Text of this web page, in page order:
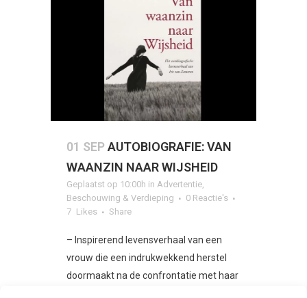
01 SEP AUTOBIOGRAFIE: VAN
WAANZIN NAAR WIJSHEID
Geplaatst op 10:00h in Advertentie
Beschouwing & Verdieping
0 Reactie's
7 Likes Share
– Inspirerend levensverhaal van een
vrouw die een indrukwekkend herstel
doormaakt na de confrontatie met haar